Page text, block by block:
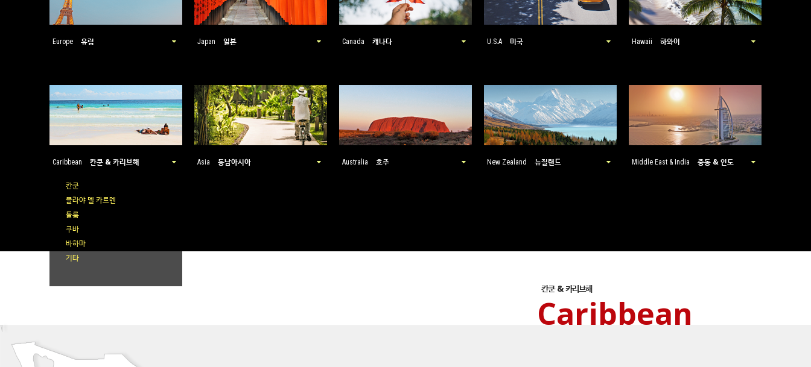
Europe 유럽 Japan 일본 Canada 캐나다 U.S.A 미국 Hawaii 하와이
Caribbean 칸쿤 & 카리브해
칸쿤
플라야 델 카르멘
툴룸
쿠바
바하마
기타
Asia 동남아시아 Australia 호주 New Zealand 뉴질랜드 Middle East & India 중동 & 인도
칸쿤 & 카리브해
Caribbean